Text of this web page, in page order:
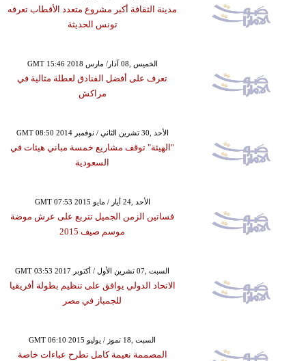
مدينة الثقافة أكبر مشروع متعدد الأقطاب تعرفه
تونس الحديثة
GMT 15:46 2018 الخميس ,08 آذار/ مارس
تعرف على أفضل الفنادق لعطلة مثالية في
مراكش
GMT 08:50 2014 الأحد ,30 تشرين الثاني / نوفمبر
"الهيئة" توقف مشاريع خمسة مباني هيئات في
السعودية
GMT 07:53 2015 الأحد ,24 أيار / مايو
فساتين الزمن الجميل تتربع على عرش موضة
موسم صيف 2015
GMT 03:53 2017 السبت ,07 تشرين الأول / أكتوبر
الاتحاد الدولي يوافق على تنظيم بطولة أفريقيا
للجمباز في مصر
GMT 06:10 2015 السبت ,18 تموز / يوليو
المصممة نعيمة كامل تطرح عباءات خاصة